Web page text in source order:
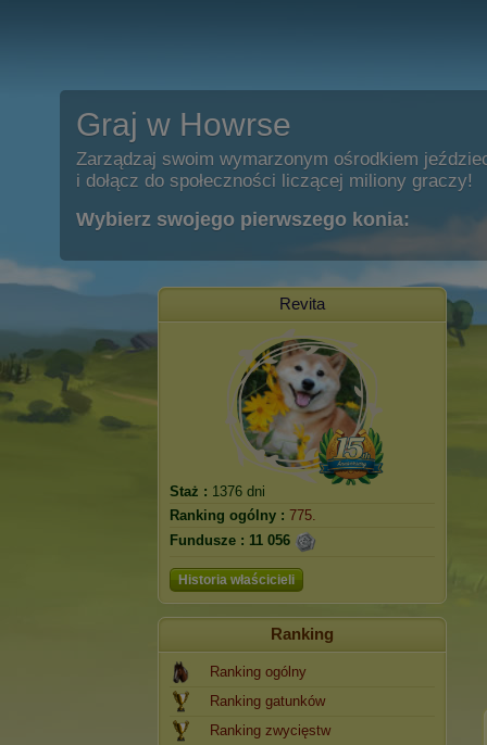
Graj w Howrse
Zarządzaj swoim wymarzonym ośrodkiem
i dołącz do społeczności liczącej miliony graczy!
Wybierz swojego pierwszego konia:
Revita
Staż : 1376 dni
Ranking ogólny : 775.
Fundusze : 11 056
Historia właścicieli
Ranking
Ranking ogólny
Ranking gatunków
Ranking zwycięstw